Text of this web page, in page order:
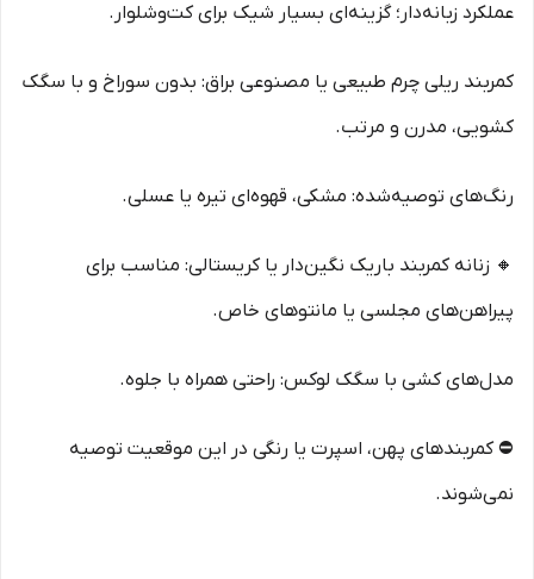
عملکرد زبانه‌دار؛ گزینه‌ای بسیار شیک برای کت‌وشلوار.
کمربند ریلی چرم طبیعی یا مصنوعی براق: بدون سوراخ و با سگک
کشویی، مدرن و مرتب.
رنگ‌های توصیه‌شده: مشکی، قهوه‌ای تیره یا عسلی.
🔸 زنانه کمربند باریک نگین‌دار یا کریستالی: مناسب برای
پیراهن‌های مجلسی یا مانتوهای خاص.
مدل‌های کشی با سگک لوکس: راحتی همراه با جلوه.
⛔ کمربندهای پهن، اسپرت یا رنگی در این موقعیت توصیه
نمی‌شوند.